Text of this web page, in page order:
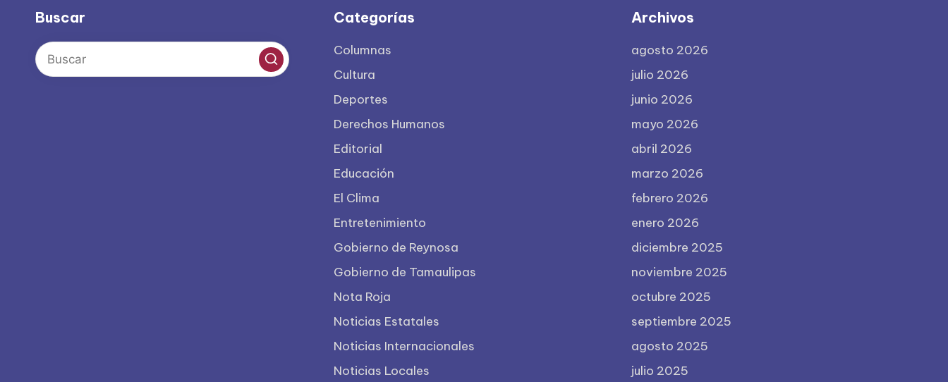
Buscar Categorías
Columnas
Cultura
Deportes
Derechos Humanos
Editorial
Educación
El Clima
Entretenimiento
Gobierno de Reynosa
Gobierno de Tamaulipas
Nota Roja
Noticias Estatales
Noticias Internacionales
Noticias Locales
Archivos
agosto 2026
julio 2026
junio 2026
mayo 2026
abril 2026
marzo 2026
febrero 2026
enero 2026
diciembre 2025
noviembre 2025
octubre 2025
septiembre 2025
agosto 2025
julio 2025